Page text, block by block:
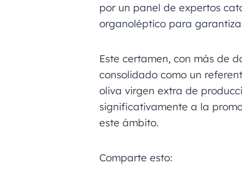
por un panel de expertos
organoléptico para
Este certamen, con más de
consolidado como un
oliva virgen extra de
significativamente a la
este ámbito.
Comparte esto: